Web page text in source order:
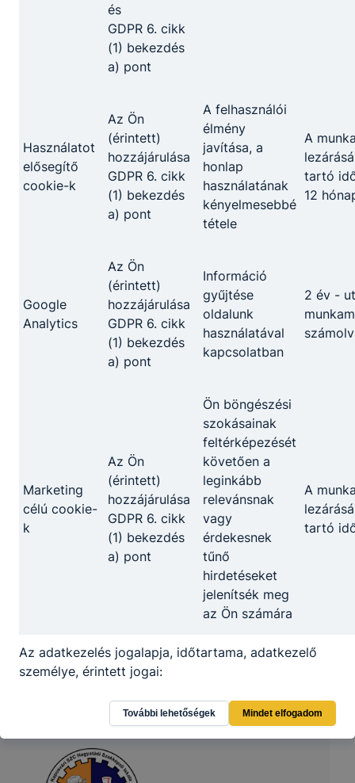
Partnereink
és
GDPR 6. cikk
(1) bekezdés
a) pont
Használatot
elősegítő
cookie-k
Az Ön
(érintett)
hozzájárulása
GDPR 6. cikk
(1) bekezdés
a) pont
A felhasználói
élmény
javítása, a
honlap
használatának
kényelmesebbé
tétele
A
tartó
12
Google
Analytics
Az Ön
(érintett)
hozzájárulása
GDPR 6. cikk
(1) bekezdés
a) pont
Információ
gyűjtése
oldalunk
használatával
kapcsolatban
2 év -
Marketing
célú cookie-
k
Az Ön
(érintett)
hozzájárulása
GDPR 6. cikk
(1) bekezdés
a) pont
Ön böngészési
szokásainak
feltérképezését
követően a
leginkább
relevánsnak
vagy
érdekesnek
tűnő
hirdetéseket
jelenítsék meg
az Ön számára
A
tartó
Az adatkezelés jogalapja, időtartama, adatkezelő
személye, érintett jogai:
A cookie-k használatakor alkalmazott
adatkezelés jogalapja: GDPR 6. cikk (1)
bekezdés a. pontja alapján az érintett
hozzájárulását adta személy adatainak egy vagy
több konkrét célból történő kezeléshez; az
További lehetőségek Mindet elfogadom